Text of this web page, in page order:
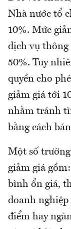
Nhà nước tổ
10%. Mức
dịch vụ thông
50%. Tuy
quyền cho
giảm giá tới
nhằm tránh
bằng cách
Một số
giảm giá
bình ổn giá,
doanh nghiệp
điểm hay